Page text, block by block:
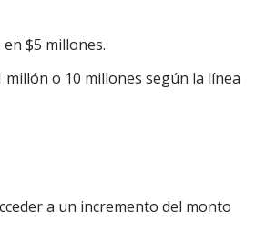
$5 millones.
millón o 10 millones según la línea
a un incremento del monto